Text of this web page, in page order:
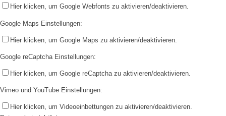
Hier klicken, um Google Webfonts zu aktivieren/deaktivieren.
Google Maps Einstellungen:
Hier klicken, um Google Maps zu aktivieren/deaktivieren.
Google reCaptcha Einstellungen:
Hier klicken, um Google reCaptcha zu aktivieren/deaktivieren.
Vimeo und YouTube Einstellungen:
Hier klicken, um Videoeinbettungen zu aktivieren/deaktivieren.